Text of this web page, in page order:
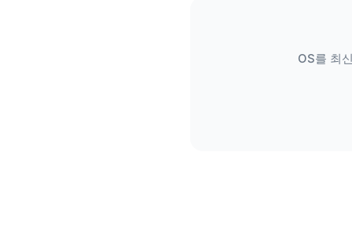
OS를 최